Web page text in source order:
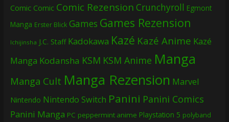
Comic Comic Comic Rezension Crunchyroll Egmont
Manga Erster Blick Games Games Rezension
Ichijinsha J.C. Staff Kadokawa Kazé Kazé Anime Kazé
Manga Kodansha KSM KSM Anime Manga
Manga Cult Manga Rezension Marvel
Nintendo Nintendo Switch Panini Panini Comics
Panini Manga PC peppermint anime Playstation 5 polyband